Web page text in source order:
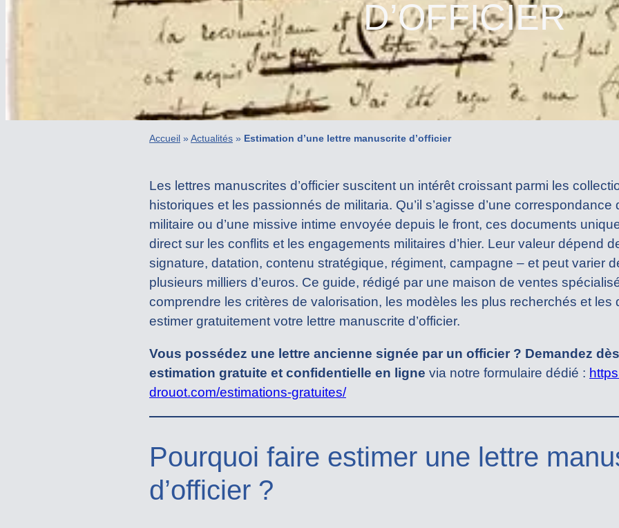
D’OFFICIER
Accueil »Actualités » Estimation d’une lettre manuscrite d’officier
Les lettres manuscrites d’officier suscitent un intérêt croissant parmi les
historiques et les passionnés de militaria. Qu’il s’agisse d’une correspondance
militaire ou d’une missive intime envoyée depuis le front, ces documents
direct sur les conflits et les engagements militaires d’hier. Leur valeur dépend
signature, datation, contenu stratégique, régiment, campagne – et peut varier
plusieurs milliers d’euros. Ce guide, rédigé par une maison de ventes
comprendre les critères de valorisation, les modèles les plus recherchés et les
estimer gratuitement votre lettre manuscrite d’officier.
Vous possédez une lettre ancienne signée par un officier ? Demandez
estimation gratuite et confidentielle en ligne via notre formulaire dédié :
drouot.com/estimations-gratuites/
Pourquoi faire estimer une lettre
d’officier ?